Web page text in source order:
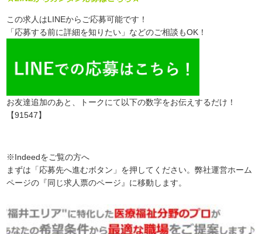
この求人はLINEからご応募可能です！
「応募する前に詳細を知りたい」などのご相談もOK！
お友達追加のあと、トークにて以下の数字をお伝えするだけ！
【91547】
※Indeedをご覧の方へ
まずは「応募先へ進むボタン」を押してください。弊社運営ホーム
ページの『同じ求人票のページ』に移動します。